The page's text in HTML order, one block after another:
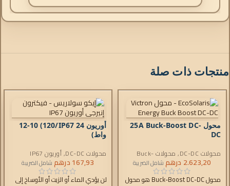
منتجات ذات صلة
محول 25A Buck-Boost DC-
DC
محولات DC-DC , محولات Buck-
Boost DC-DC
2.623,20 درهم شامل الضريبة
محول Buck-Boost DC-DC هو محول
أوريون IP67 24/
12-10 (120
واط)
محولات DC-DC ,أوريون IP67
167,93درهم شامل الضريبة
لن يؤدي الماء أو الزيت أو الأوساخ إلى